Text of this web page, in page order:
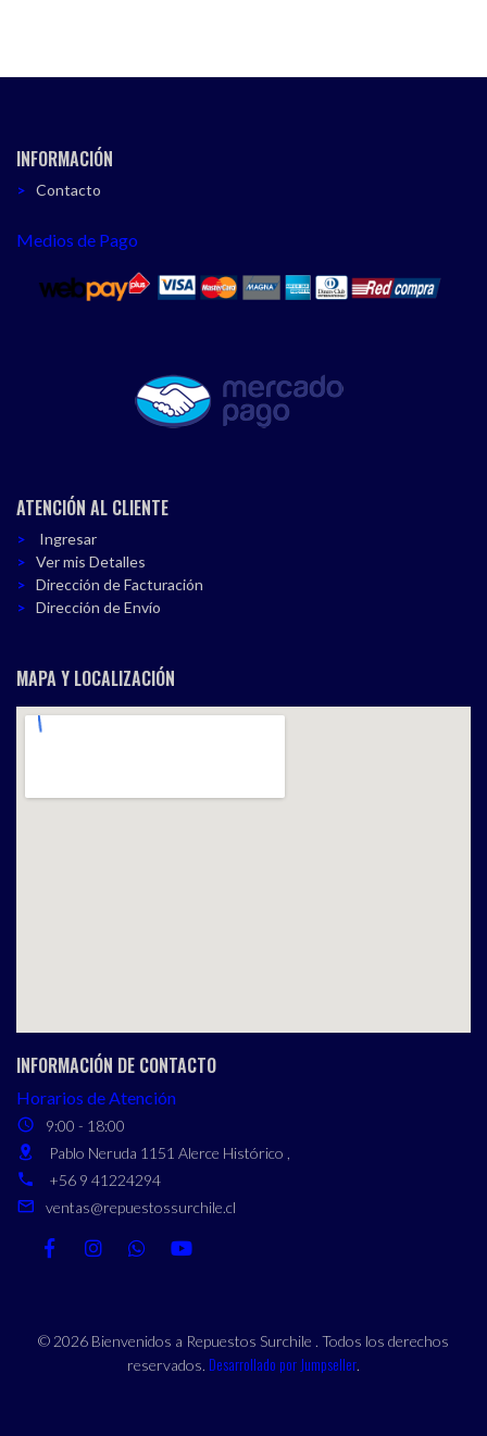
INFORMACIÓN
Contacto
Medios de Pago
ATENCIÓN AL CLIENTE
Ingresar
Ver mis Detalles
Dirección de Facturación
Dirección de Envío
MAPA Y LOCALIZACIÓN
INFORMACIÓN DE CONTACTO
Horarios de Atención
9:00 - 18:00
Pablo Neruda 1151 Alerce Histórico ,
+56 9 41224294
ventas@repuestossurchile.cl
© 2026 Bienvenidos a Repuestos Surchile . Todos los derechos
reservados. Desarrollado por Jumpseller.